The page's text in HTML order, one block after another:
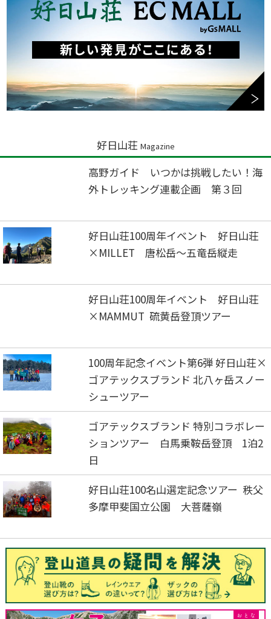
好日山荘 Magazine
高野ガイド いつかは挑戦したい！海
外トレッキング連載企画 第３回
好日山荘100周年イベント 好日山荘
×MILLET 唐松岳～五竜岳縦走
好日山荘100周年イベント 好日山荘
×MAMMUT 硫黄岳登頂ツアー
100周年記念イベント第6弾 好日山荘×
ゴアテックスブランド 北八ヶ岳スノー
シューツアー
ゴアテックスブランド 特別コラボレー
ションツアー 白馬乗鞍岳登頂 1泊2
日
好日山荘100名山選定記念ツアー 秩父
多摩甲斐国立公園 大菩薩嶺